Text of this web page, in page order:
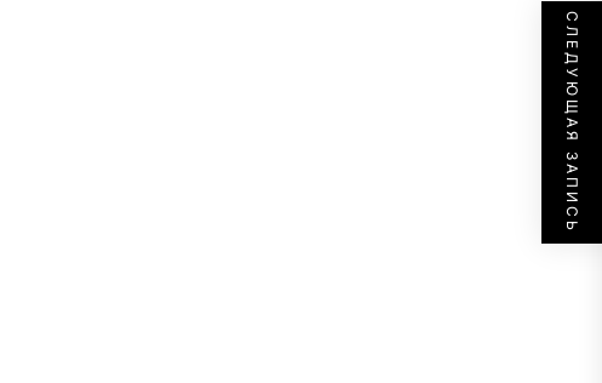
СЛЕДУЮЩАЯ ЗАПИСЬ